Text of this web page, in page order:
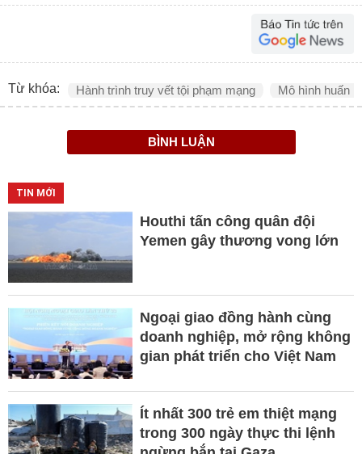
Từ khóa: Hành trình truy vết tội phạm mạng Mô hình huấn
BÌNH LUẬN
TIN MỚI
Houthi tấn công quân đội
Yemen gây thương vong lớn
Ngoại giao đồng hành cùng
doanh nghiệp, mở rộng không
gian phát triển cho Việt Nam
Ít nhất 300 trẻ em thiệt mạng
trong 300 ngày thực thi lệnh